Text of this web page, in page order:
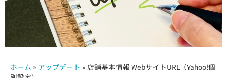
ホーム » アップデート » 店舗基本情報 WebサイトURL（Yahoo!個